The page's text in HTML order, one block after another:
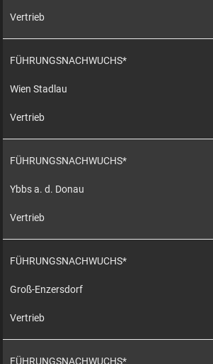
Vertrieb
FÜHRUNGSNACHWUCHS*
Wien Stadlau
Vertrieb
FÜHRUNGSNACHWUCHS*
Ybbs a. d. Donau
Vertrieb
FÜHRUNGSNACHWUCHS*
Groß-Enzersdorf
Vertrieb
FÜHRUNGSNACHWUCHS*